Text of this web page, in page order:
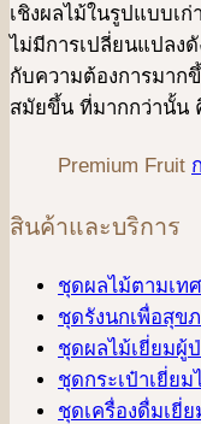
เชิงผลไม้ในรูปแบบเ
ไม่มีการเปลี่ยนแปลง
กับความต้องการมา
สมัยขึ้น ที่มากกว่านั้น
Premium Fruit
สินค้าและบริการ
ชุดผลไม้ตามเท
ชุดรังนกเพื่อสุข
ชุดผลไม้เยี่ยมผู้
ชุดกระเป๋าเยี่ย
ชุดเครื่องดื่มเยี่